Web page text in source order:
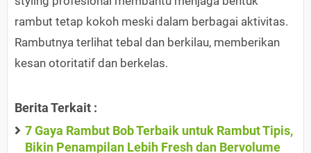
rambut tetap kokoh meski dalam berbagai aktivitas.
Rambutnya terlihat tebal dan berkilau, memberikan
kesan otoritatif dan berkelas.
Berita Terkait :
7 Gaya Rambut Bob Terbaik untuk Rambut Tipis,
Bikin Penampilan Lebih Fresh dan Bervolume